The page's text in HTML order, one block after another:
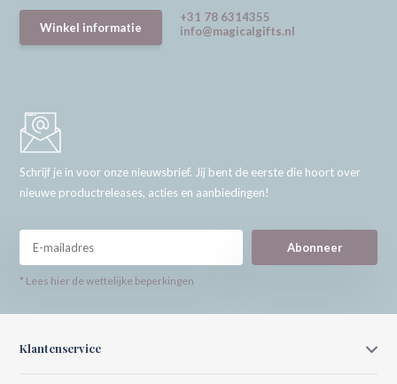
Winkel informatie
+31 78 6314355
info@magicalgifts.nl
Schrijf je in voor onze nieuwsbrief. Jij bent de eerste die hoort over
nieuwe productreleases, acties en aanbiedingen!
Abonneer
* Lees hier de wettelijke beperkingen
Klantenservice